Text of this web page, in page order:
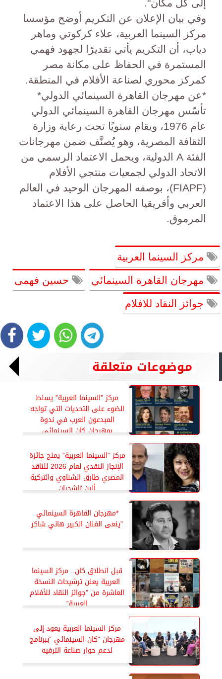
إلى كل مكان".
وفي بيان الإعلان عن التكريم أوضح مؤسسا
مركز السينما العربية، علاء كركوتي وماهر
دياب، أن التكريم يأتي تقديرًا لجهود فهمي
المستمرة في الحفاظ على مكانة مصر
كمركز محوري لصناعة الأفلام في المنطقة.
*عن مهرجان القاهرة السينمائي الدولي*
تأسّس مهرجان القاهرة السينمائي الدولي
عام 1976، ويقام سنويًا تحت رعاية وزارة
الثقافة المصرية، وهو يُصنَّف ضمن مهرجانات
الفئة A الدولية، ويحمل الاعتماد الرسمي من
الاتحاد الدولي لجمعيات منتجي الأفلام
(FIAPF)، بوصفه المهرجان الوحيد في العالم
العربي وأفريقيا الحاصل على هذا الاعتماد
المرموق.
مركز السينما العربية
مهرجان القاهرة السينمائي حسين فهمى
جوائز النقاد للافلام
موضوعات متعلقة
مركز ”السينما العربية” يسلط
الضوء على التحديات التي تواجه
المبدعون العرب في ندوة
بمهرجان كان السينمائي
مركز ”السينما العربية” يمنح جائزة
الإنجاز النقدي لعام 2026 للناقد
المصري طارق الشناوي والتركية
ألين تاشجيان
*مهرجان القاهرة السينمائي
”ينعى الفنان الكبير هاني شاكر
قبل انطلاق كان.. مركز السينما
العربية يعلن ترشيحات النسخة
العاشرة من ”جوائز النقاد للأفلام
العربية”
مركز السينما العربية يعود إلى
مهرجان ”كان السينمائي ”ببرنامج
لدعم حوار صناعة الترفيه